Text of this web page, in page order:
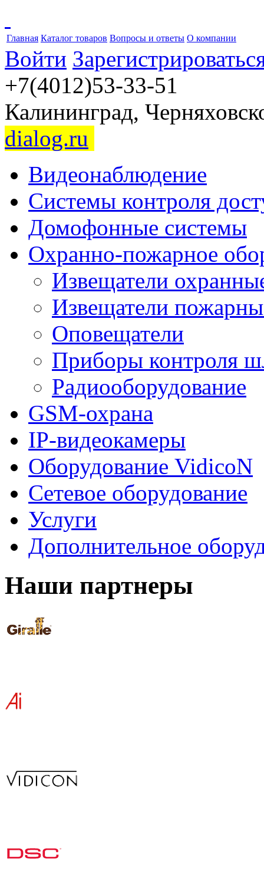
Главная Каталог товаров Вопросы и ответы О компании
Войти
+7(4012)53-33-51
Калининград,
dialog.ru
Видеонаблюдение
Системы контроля
Домофонные системы
Охранно-пожарное
Извещатели
Извещатели
Оповещатели
Приборы контроля
Радиооборудование
GSM-охрана
IP-видеокамеры
Оборудование VidicoN
Сетевое оборудование
Услуги
Дополнительное
Наши партнеры